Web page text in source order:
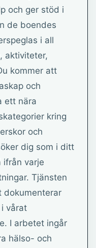
och ger stöd i
de boendes
i all
aktiviteter,
kommer att
och
ett nära
kring
och
dig som i ditt
ifrån varje
Tjänsten
dokumenterar
vårat
I arbetet ingår
hälso- och